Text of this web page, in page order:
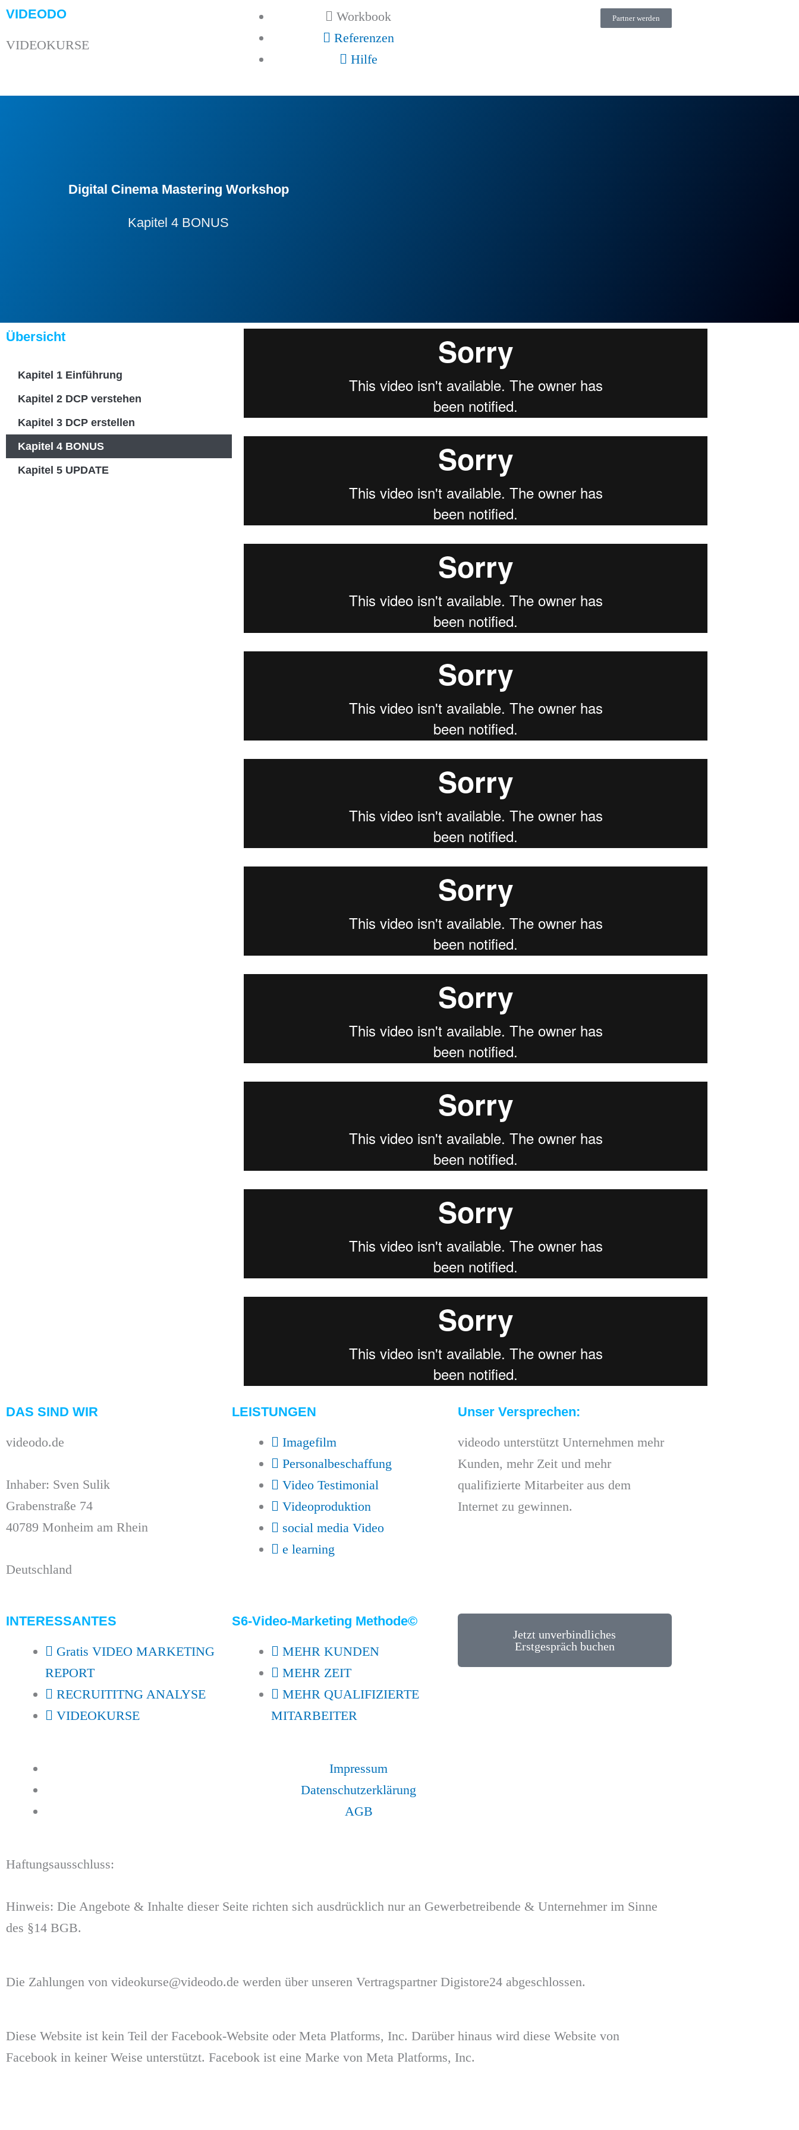
Zum
springen
VIDEODO
VIDEOKURSE
Workbook
Referenzen
Hilfe
Partner werden
Digital Cinema Mastering Workshop
Kapitel 4 BONUS
Übersicht
Kapitel 1 Einführung
Kapitel 2 DCP verstehen
Kapitel 3 DCP erstellen
Kapitel 4 BONUS
Kapitel 5 UPDATE
DAS SIND WIR
videodo.de
Inhaber: Sven Sulik
Grabenstraße 74
40789 Monheim am Rhein
Deutschland
LEISTUNGEN
Imagefilm
Personalbeschaffung
Video Testimonial
Videoproduktion
social media Video
e learning
Unser Versprechen:
videodo unterstützt Unternehmen mehr
Kunden, mehr Zeit und mehr
qualifizierte Mitarbeiter aus dem
Internet zu gewinnen.
INTERESSANTES
Gratis VIDEO MARKETING
REPORT
RECRUITITNG ANALYSE
VIDEOKURSE
S6-Video-Marketing Methode©
MEHR KUNDEN
MEHR ZEIT
MEHR QUALIFIZIERTE
MITARBEITER
Jetzt unverbindliches
Erstgespräch buchen
Impressum
Datenschutzerklärung
AGB
Haftungsausschluss:
Hinweis: Die Angebote & Inhalte dieser Seite richten sich ausdrücklich nur an Gewerbetreibende & Unternehmer im Sinne
des §14 BGB.
Die Zahlungen von videokurse@videodo.de werden über unseren Vertragspartner Digistore24 abgeschlossen.
Diese Website ist kein Teil der Facebook-Website oder Meta Platforms, Inc. Darüber hinaus wird diese Website von
Facebook in keiner Weise unterstützt. Facebook ist eine Marke von Meta Platforms, Inc.